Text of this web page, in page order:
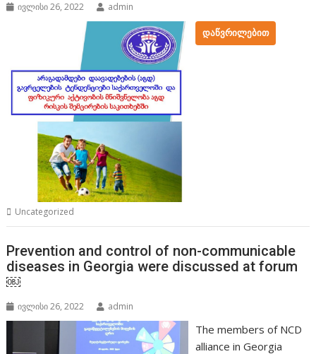
ივლისი 26, 2022 admin
ᲓᲐᲬᲕᲠᲘᲚᲔᲑᲘᲗ
Uncategorized
Prevention and control of non-communicable
diseases in Georgia were discussed at forum
￼
ივლისი 26, 2022 admin
The members of NCD
alliance in Georgia